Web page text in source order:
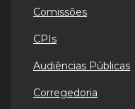
Comissões
CPIs
Audiências Públicas
Corregedoria